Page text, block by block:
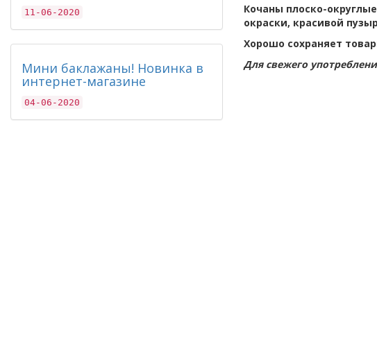
11-06-2020
Мини баклажаны! Новинка в
интернет-магазине
04-06-2020
Кочаны плоско-
окраски, красивой
Хорошо сохраняет
Для свежего